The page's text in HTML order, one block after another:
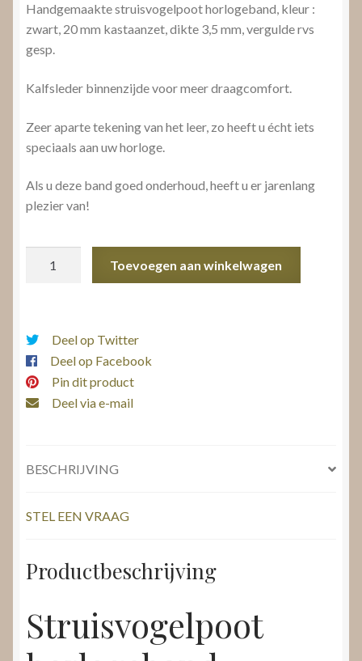
Handgemaakte struisvogelpoot horlogeband, kleur :
zwart, 20 mm kastaanzet, dikte 3,5 mm, vergulde rvs
gesp.
Kalfsleder binnenzijde voor meer draagcomfort.
Zeer aparte tekening van het leer, zo heeft u écht iets
speciaals aan uw horloge.
Als u deze band goed onderhoud, heeft u er jarenlang
plezier van!
Toevoegen aan winkelwagen
Deel op Twitter
Deel op Facebook
Pin dit product
Deel via e-mail
BESCHRIJVING
STEL EEN VRAAG
Productbeschrijving
Struisvogelpoot